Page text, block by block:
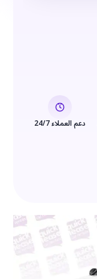
دعم العملاء 24/7